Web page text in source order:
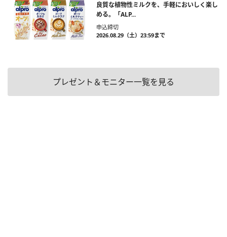
良質な植物性ミルクを、手軽においしく楽し
める。「ALP...
申込締切
2026.08.29（土）23:59まで
プレゼント＆モニター一覧を見る